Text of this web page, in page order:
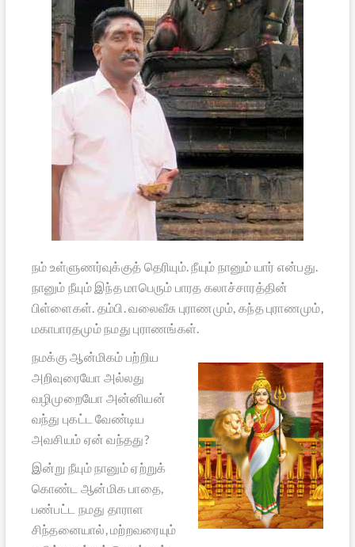
நம் உள்ளுணர்வுக்குத் தெரியும். நீயும் நானும் யார் என்பது.
நானும் நீயும் இந்த மாபெரும் பாரத கலாச்சாரத்தின்
பிள்ளைகள். தம்பி. வலைவீசு புராணமும், கந்த புராணமும்,
மகாபாரதமும் நமது புராணங்கள்.
நமக்கு ஆன்மிகம் பற்றிய
அறிவுரையோ அல்லது
வழிமுறையோ அன்னியன்
வந்து புகட்ட வேண்டிய
அவசியம் ஏன் வந்தது?
இன்று நீயும் நானும் ஏற்றுக்
கொண்ட ஆன்மிக பாதை,
பண்பட்ட நமது தாராள
சிந்தனையால், மற்றவரையும்